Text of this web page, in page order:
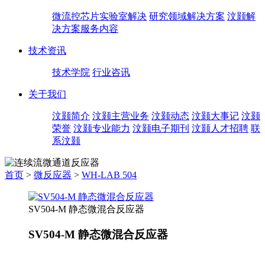
微流控芯片实验室解决 研究领域解决方案 汶颢解
决方案服务内容
技术资讯
技术学院 行业咨讯
关于我们
汶颢简介 汶颢主营业务 汶颢动态 汶颢大事记 汶颢
荣誉 汶颢专业能力 汶颢电子期刊 汶颢人才招聘 联
系汶颢
首页 > 微反应器 > WH-LAB 504
SV504-M 静态微混合反应器
SV504-M 静态微混合反应器